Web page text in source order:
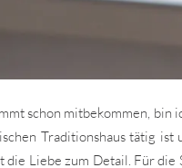
schon mitbekommen, bin
Traditionshaus tätig
die Liebe zum Detail. Für